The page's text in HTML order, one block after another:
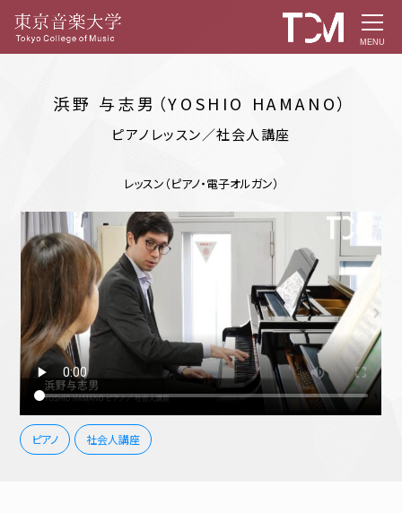
MENU
浜野 与志男（YOSHIO HAMANO）
ピアノレッスン／社会人講座
レッスン（ピアノ・電子オルガン）
ピアノ 社会人講座